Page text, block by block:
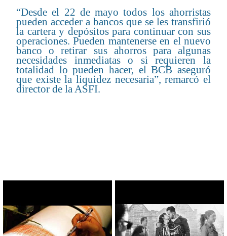
“Desde el 22 de mayo todos los ahorristas
pueden acceder a bancos que se les transfirió
la cartera y depósitos para continuar con sus
operaciones. Pueden mantenerse en el nuevo
banco o retirar sus ahorros para algunas
necesidades inmediatas o si requieren la
totalidad lo pueden hacer, el BCB aseguró
que existe la liquidez necesaria”, remarcó el
director de la ASFI.